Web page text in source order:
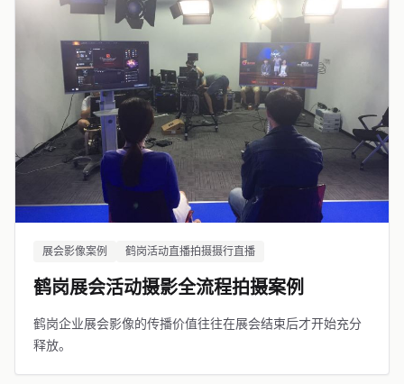
展会影像案例 鹤岗活动直播拍摄摄行直播
鹤岗展会活动摄影全流程拍摄案例
鹤岗企业展会影像的传播价值往往在展会结束后才开始充分
释放。